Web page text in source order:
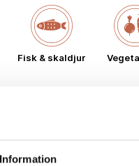
Information
Fisk & skaldjur